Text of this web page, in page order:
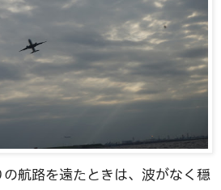
航路を遠たときは、波がなく穏